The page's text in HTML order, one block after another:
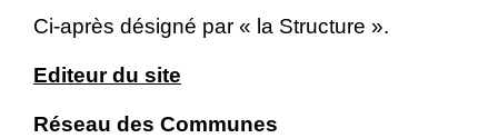
Ci-après désigné par « la Structure ».
Editeur du site
Réseau des Communes